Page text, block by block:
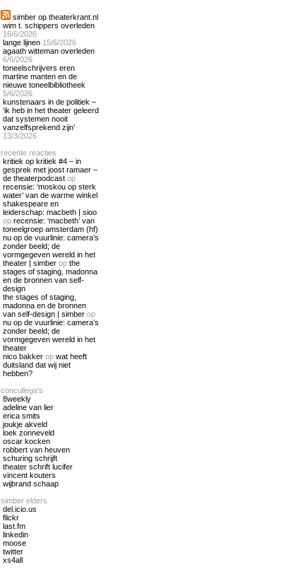
simber op theaterkrant.nl
wim t. schippers overleden
16/6/2026
lange lijnen 15/6/2026
agaath witteman overleden
6/6/2026
toneelschrijvers eren
martine manten en de
nieuwe toneelbibliotheek
5/6/2026
kunstenaars in de politiek –
‘ik heb in het theater geleerd
dat systemen nooit
vanzelfsprekend zijn’
13/3/2026
recente reacties
kritiek op kritiek #4 – in
gesprek met joost ramaer –
de theaterpodcast op
recensie: ‘moskou op sterk
water’ van de warme winkel
shakespeare en
leiderschap: macbeth | sioo
op recensie: ‘macbeth’ van
toneelgroep amsterdam (hf)
nu op de vuurlinie: camera’s
zonder beeld; de
vormgegeven wereld in het
theater | simber op the
stages of staging, madonna
en de bronnen van self-
design
the stages of staging,
madonna en de bronnen
van self-design | simber op
nu op de vuurlinie: camera’s
zonder beeld; de
vormgegeven wereld in het
theater
nico bakker op wat heeft
duitsland dat wij niet
hebben?
concullega's
8weekly
adeline van lier
erica smits
joukje akveld
loek zonneveld
oscar kocken
robbert van heuven
schuring schrijft
theater schrift lucifer
vincent kouters
wijbrand schaap
simber elders
del.icio.us
flickr
last.fm
linkedin
moose
twitter
xs4all